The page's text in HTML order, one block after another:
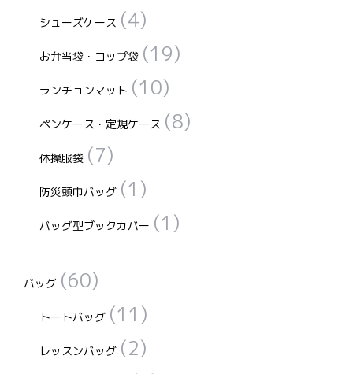
シューズケース (4)
お弁当袋・コップ袋 (19)
ランチョンマット (10)
ペンケース・定規ケース (8)
体操服袋 (7)
防災頭巾バッグ (1)
バッグ型ブックカバー (1)
バッグ (60)
トートバッグ (11)
レッスンバッグ (2)